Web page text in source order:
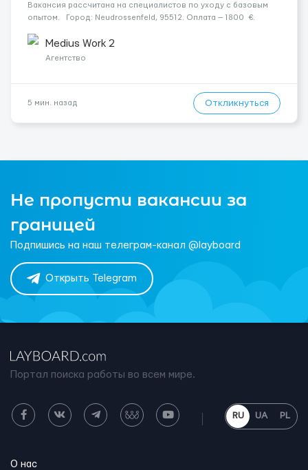
Вакансия рассчитана на специалистов по уходу с базовым
опытом. Город: Neudrossenfeld, 95512. Оплата — 1800 €.
ясному розумі. Мобильность: Мобільний ...
Medius Work 2
Агентство
5 мин. назад Откликнуться
Не пропусти вакансии за
границей
Подпишись на наш телеграм-канал @layboard
Открыть Telegram
Портал поиска работы во всем мире.
RU UA PL
О нас